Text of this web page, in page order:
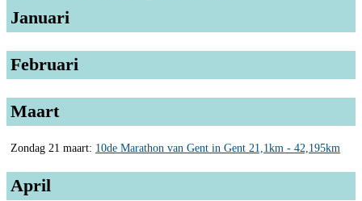
Januari
Februari
Maart
Zondag 21 maart: 10de Marathon van Gent in Gent 21,1km - 42,195km
April